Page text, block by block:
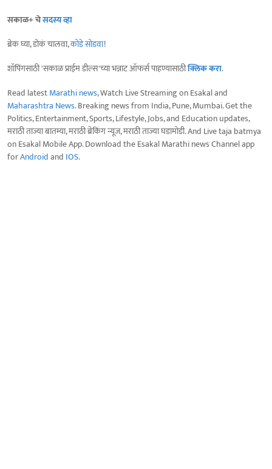
सकाळ+ चेसदस्य व्हा
ब्रेक घ्या, डोकं चालवा,कोडे सोडवा!
शॉपिंगसाठी 'सकाळ प्राईम डील्स'च्या भन्नाट ऑफर्स पाहण्यासाठीक्लिक करा.
Read latestMarathi news, Watch Live Streaming on Esakal and
Maharashtra News. Breaking news from India, Pune, Mumbai. Get the
Politics, Entertainment, Sports, Lifestyle, Jobs, and Education updates,
मराठी ताज्या बातम्या, मराठी ब्रेकिंग न्यूज, मराठी ताज्या घडामोडी. And Live taja batmya
on Esakal Mobile App. Download the Esakal Marathi news Channel app
forAndroidand IOS.